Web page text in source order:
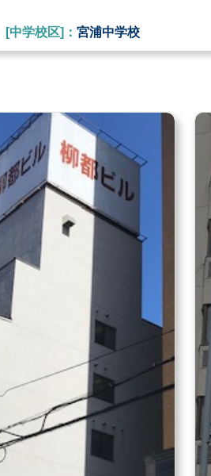
[中学校区]：宮浦中学校